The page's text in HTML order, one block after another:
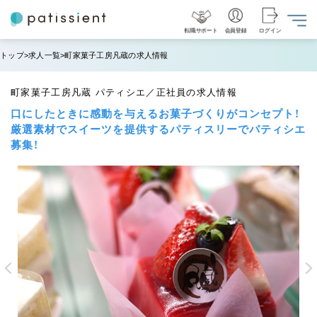
転職サポート 会員登録 ログイン
トップ 求人一覧 町家菓子工房凡蔵の求人情報
町家菓子工房凡蔵 パティシエ／正社員の求人情報
口にしたときに感動を与えるお菓子づくりがコンセプト！
厳選素材でスイーツを提供するパティスリーでパティシエ
募集！